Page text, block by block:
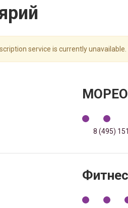
service is currently unavailable.
8 (495)